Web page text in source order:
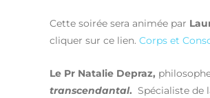
Cette soirée sera animée par
cliquer sur ce lien. Corps et
Le Pr Natalie Depraz,
transcendantal. Spécialiste de